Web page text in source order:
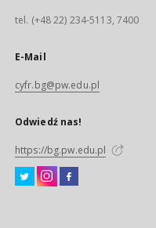
tel. (+48 22) 234-5113, 7400
E-Mail
cyfr.bg@pw.edu.pl
Odwiedź nas!
https://bg.pw.edu.pl